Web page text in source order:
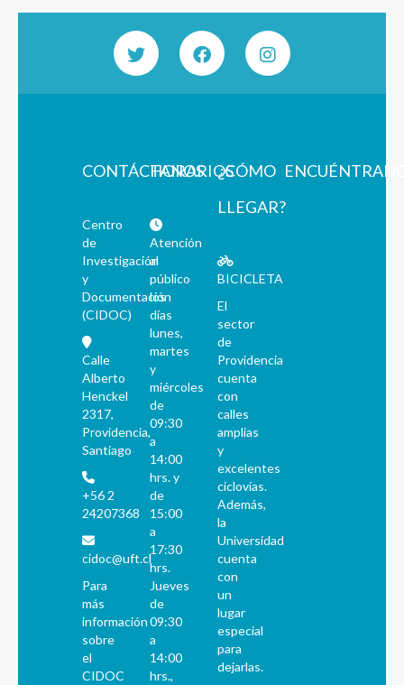
CONTÁCTANOS
Centro
de
Investigación
y
Documentación
(CIDOC)
Calle
Alberto
Henckel
2317,
Providencia,
Santiago
+56 2
24207368
cidoc@uft.cl
Para
más
información
sobre
el
CIDOC
HORARIOS
Atención
al
público
los
días
lunes,
martes
y
miércoles
de
09:30
a
14:00
hrs. y
de
15:00
a
17:30
hrs.
Jueves
de
09:30
a
14:00
hrs.,
¿CÓMO
LLEGAR?
BICICLETA
El
sector
de
Providencia
cuenta
con
calles
amplias
y
excelentes
ciclovías.
Además,
la
Universidad
cuenta
con
un
lugar
especial
para
dejarlas.